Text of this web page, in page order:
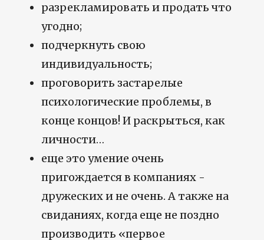
разрекламировать и продать что
угодно;
подчеркнуть свою
индивидуальность;
проговорить застарелые
психологические проблемы, в
конце концов! И раскрыться, как
личности…
еще это умение очень
пригождается в компаниях -
дружеских и не очень. А также на
свиданиях, когда еще не поздно
производить «первое